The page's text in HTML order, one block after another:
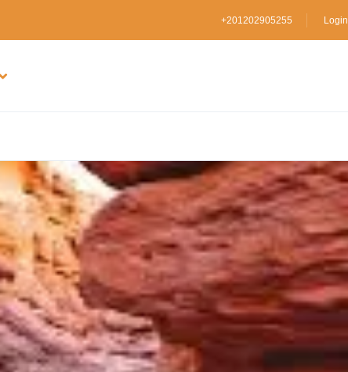
+201202905255 Login